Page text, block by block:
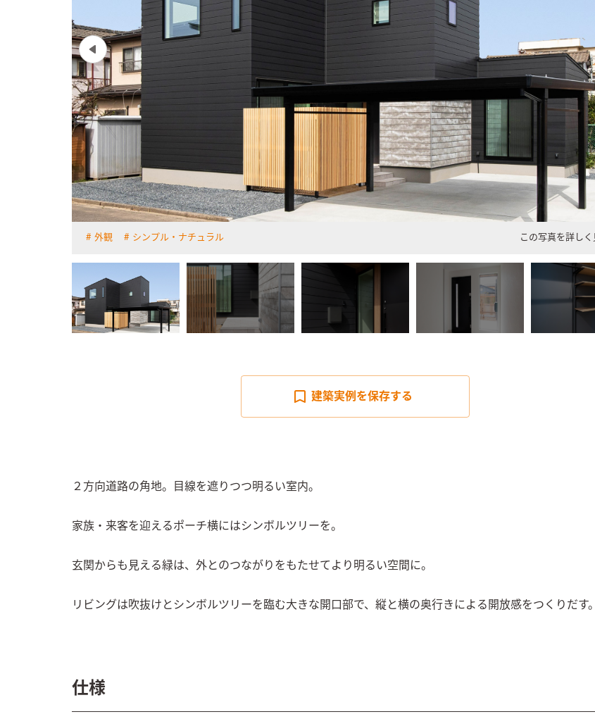
外観 シンプル・ナチュラル この写真を詳しく
建築実例を保存する
２方向道路の角地。目線を遮りつつ明るい室内。
家族・来客を迎えるポーチ横にはシンボルツリーを。
玄関からも見える緑は、外とのつながりをもたせてより明るい空間に。
リビングは吹抜けとシンボルツリーを臨む大きな開口部で、縦と横の奥行きによる開放感をつくりだす。
仕様